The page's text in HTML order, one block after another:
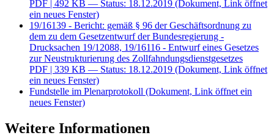
PDF | 492 KB — Status: 18.12.2019 (Dokument, Link öffnet
ein neues Fenster)
19/16139 - Bericht: gemäß § 96 der Geschäftsordnung zu
dem zu dem Gesetzentwurf der Bundesregierung -
Drucksachen 19/12088, 19/16116 - Entwurf eines Gesetzes
zur Neustrukturierung des Zollfahndungsdienstgesetzes
PDF | 339 KB — Status: 18.12.2019 (Dokument, Link öffnet
ein neues Fenster)
Fundstelle im Plenarprotokoll (Dokument, Link öffnet ein
neues Fenster)
Weitere Informationen